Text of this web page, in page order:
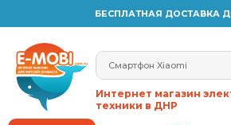
БЕСПЛАТНАЯ ДОСТАВКА
Интернет магазин
техники в ДНР